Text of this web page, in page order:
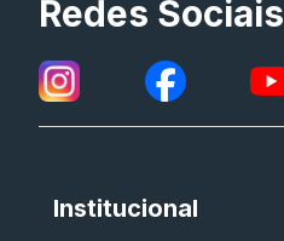
Redes Sociais
Institucional